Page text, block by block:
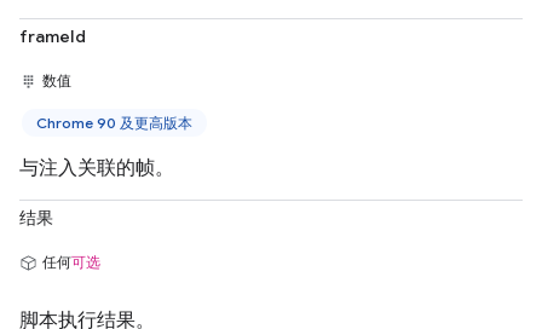
frameId
数值
Chrome 90 及更高版本
与注入关联的帧。
结果
任何可选
脚本执行结果。